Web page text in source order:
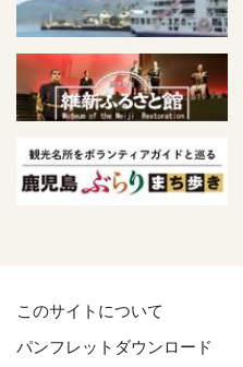
このサイトについて
パンフレットダウンロード